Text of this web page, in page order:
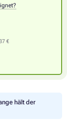
€
hält der